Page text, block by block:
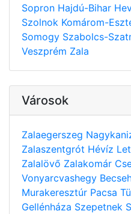
Sopron Hajdú-Bihar
Szolnok Komárom-
Somogy Szabolcs-
Veszprém Zala
Városok
Zalaegerszeg
Zalaszentgrót Hévíz
Zalalövő Zalakomár
Vonyarcvashegy
Murakeresztúr Pacsa
Gellénháza Szepetnek